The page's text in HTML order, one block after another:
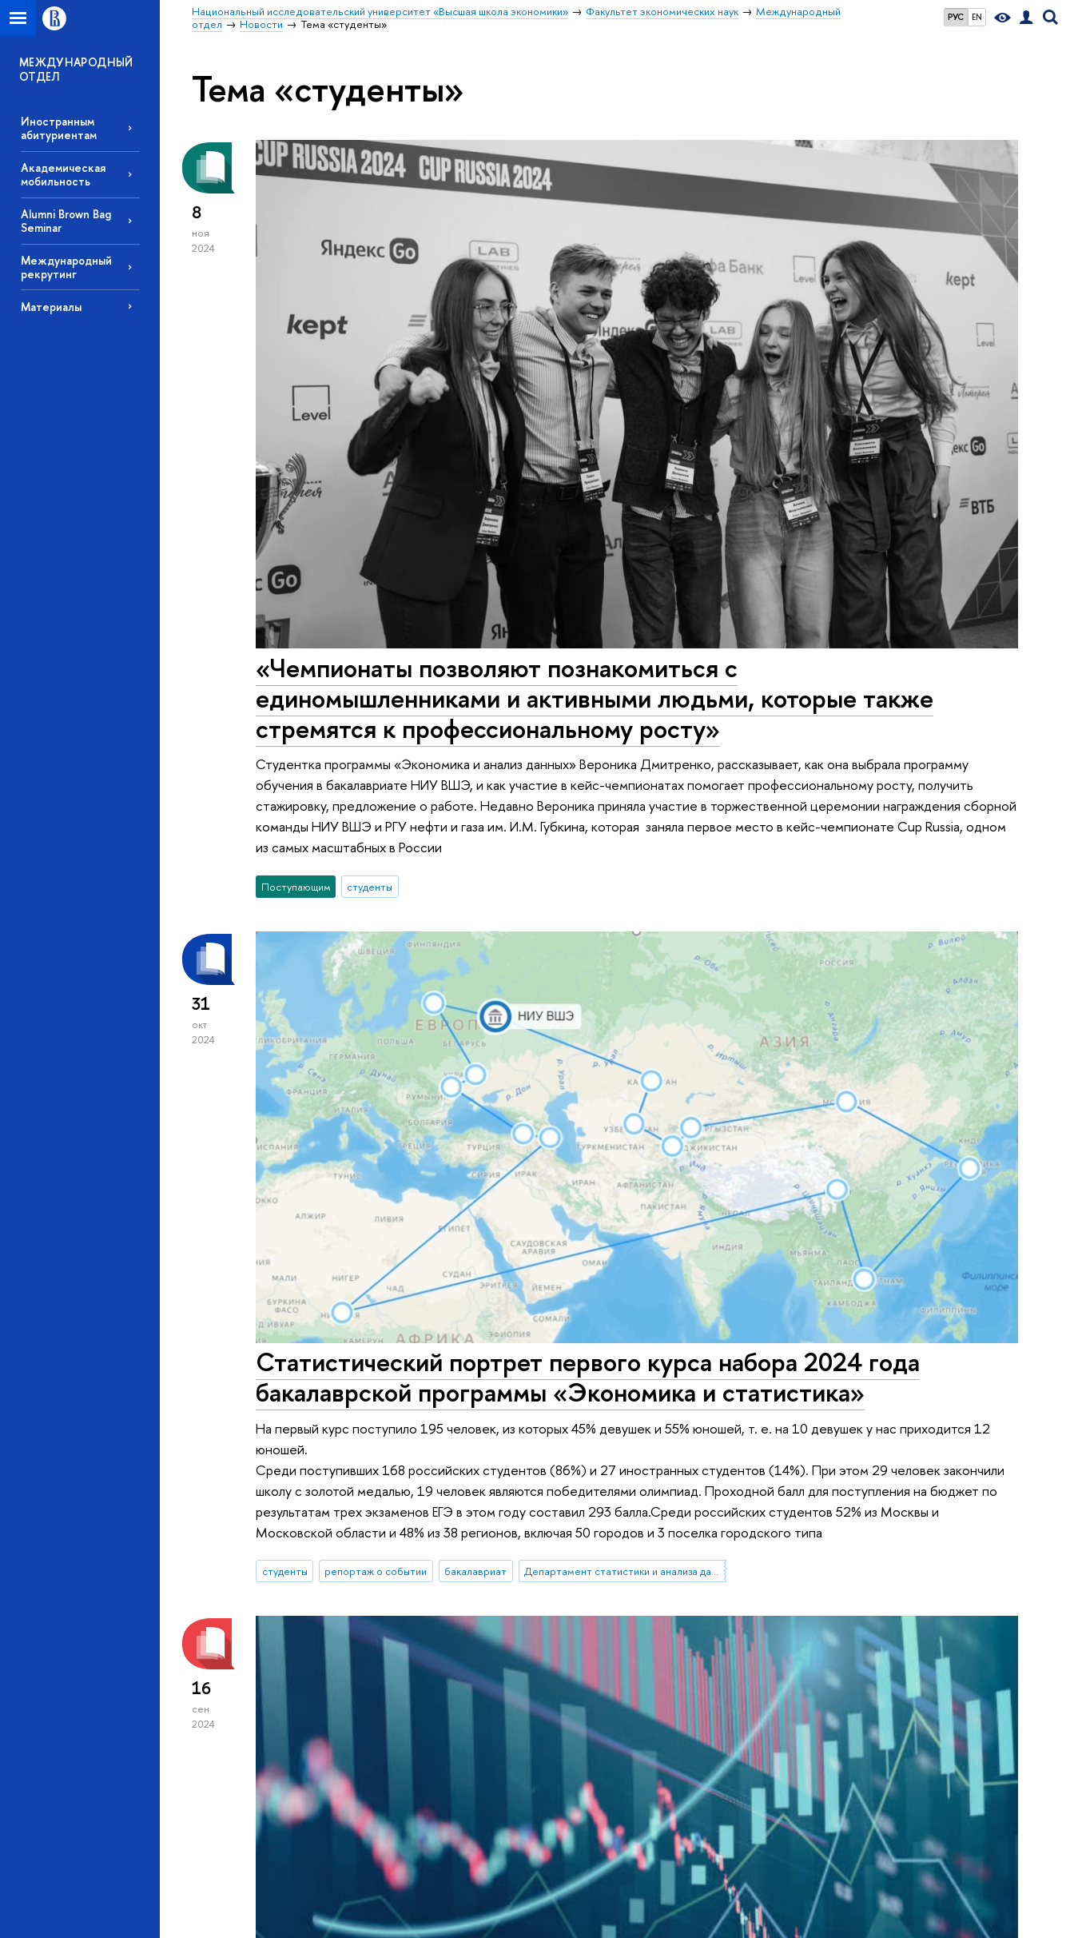
РУС EN
Национальный исследовательский университет «Высшая школа экономики» Факультет экономических наук
Международный
отдел
Новости Тема «студенты»
МЕЖДУНАРОДНЫЙ
ОТДЕЛ
Иностранным
абитуриентам
Академическая
мобильность
Alumni Brown Bag
Seminar
Международный
рекрутинг
Материалы
Тема «студенты»
8
ноя
2024
«Чемпионаты позволяют познакомиться с
единомышленниками и активными людьми, которые также
стремятся к профессиональному росту»
Студентка программы «Экономика и анализ данных» Вероника Дмитренко, рассказывает, как она выбрала программу
обучения в бакалавриате НИУ ВШЭ, и как участие в кейс-чемпионатах помогает профессиональному росту, получить
стажировку, предложение о работе. Недавно Вероника приняла участие в торжественной церемонии награждения сборной
команды НИУ ВШЭ и РГУ нефти и газа им. И.М. Губкина, которая заняла первое место в кейс-чемпионате Cup Russia, одном
из самых масштабных в России
Поступающим студенты
31
окт
2024
Статистический портрет первого курса набора 2024 года
бакалаврской программы «Экономика и статистика»
На первый курс поступило 195 человек, из которых 45% девушек и 55% юношей, т. е. на 10 девушек у нас приходится 12
юношей.
Среди поступивших 168 российских студентов (86%) и 27 иностранных студентов (14%). При этом 29 человек закончили
школу с золотой медалью, 19 человек являются победителями олимпиад. Проходной балл для поступления на бюджет по
результатам трех экзаменов ЕГЭ в этом году составил 293 балла.Среди российских студентов 52% из Москвы и
Московской области и 48% из 38 регионов, включая 50 городов и 3 поселка городского типа
студенты репортаж о событии бакалавриат Департамент статистики и анализа данных
16
сен
2024